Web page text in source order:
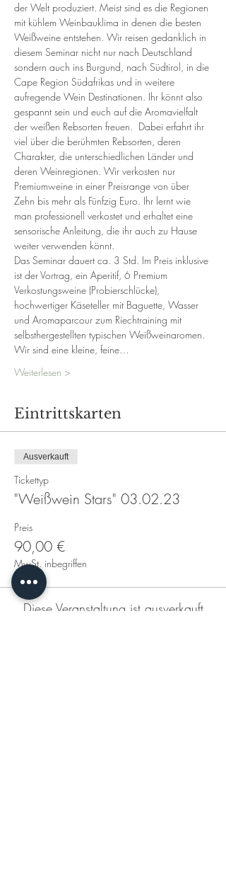
der Welt produziert. Meist sind es die Regionen
mit kühlem Weinbauklima in denen die besten
Weißweine entstehen. Wir reisen gedanklich in
diesem Seminar nicht nur nach Deutschland
sondern auch ins Burgund, nach Südtirol, in die
Cape Region Südafrikas und in weitere
aufregende Wein Destinationen. Ihr könnt also
gespannt sein und euch auf die Aromavielfalt
der weißen Rebsorten freuen.  Dabei erfahrt ihr
viel über die berühmten Rebsorten, deren
Charakter, die unterschiedlichen Länder und
deren Weinregionen. Wir verkosten nur
Premiumweine in einer Preisrange von über
Zehn bis mehr als Fünfzig Euro. Ihr lernt wie
man professionell verkostet und erhaltet eine
sensorische Anleitung, die ihr auch zu Hause
weiter verwenden könnt.
Das Seminar dauert ca. 3 Std. Im Preis inklusive
ist der Vortrag, ein Aperitif, 6 Premium
Verkostungsweine (Probierschlücke),
hochwertiger Käseteller mit Baguette, Wasser
und Aromaparcour zum Riechtraining mit
selbsthergestellten typischen Weißweinaromen.
Wir sind eine kleine, feine…
Weiterlesen >
Eintrittskarten
Ausverkauft
Tickettyp
"Weißwein Stars" 03.02.23
Preis
90,00 €
MwSt. inbegriffen
Diese Veranstaltung ist ausverkauft